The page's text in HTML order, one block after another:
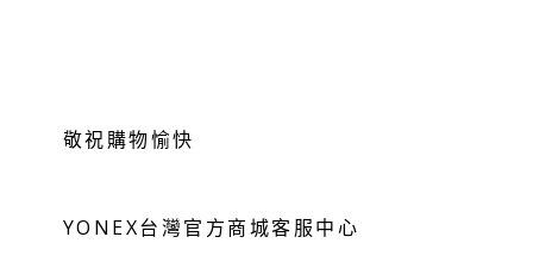
敬祝購物愉快
YONEX台灣官方商城客服中心